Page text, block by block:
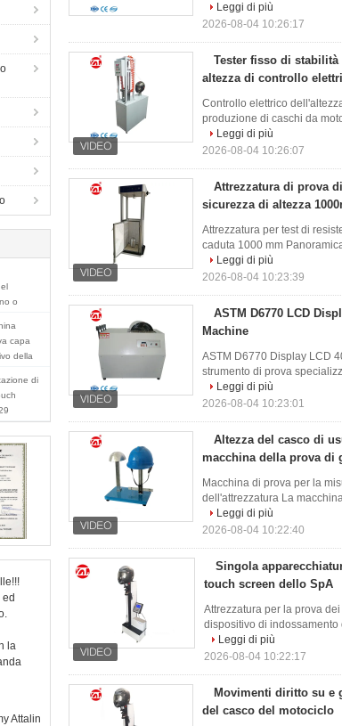
o
capa
della
di
la
Attalin
Leggi di più
2026-08-04 10:26:17
Tester fisso di
altezza di controllo
Controllo elettrico
produzione di caschi da
Leggi di più
2026-08-04 10:26:07
Attrezzatura di prova
sicurezza di altezza
Attrezzatura per test di
caduta 1000 mm
Leggi di più
2026-08-04 10:23:39
ASTM D6770 LCD
Machine
ASTM D6770 Display LCD
strumento di prova
Leggi di più
2026-08-04 10:23:01
Altezza del casco di
macchina della prova di
Macchina di prova per la
dell'attrezzatura La
Leggi di più
2026-08-04 10:22:40
Singola
touch screen dello SpA
Attrezzatura per la prova
dispositivo di
Leggi di più
2026-08-04 10:22:17
Movimenti diritto su e
del casco del motociclo